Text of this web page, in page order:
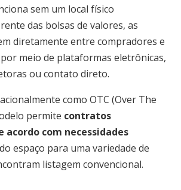
sem um local físico
das bolsas de valores, as
diretamente entre compradores e
meio de plataformas eletrônicas,
ou contato direto.
como OTC (Over The
permite contratos
acordo com necessidades
espaço para uma variedade de
listagem convencional.